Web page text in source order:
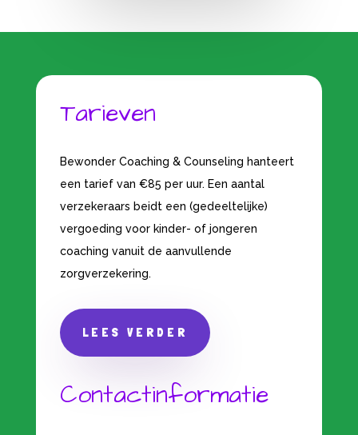
Tarieven
Bewonder Coaching & Counseling hanteert
een tarief van €85 per uur. Een aantal
verzekeraars beidt een (gedeeltelijke)
vergoeding voor kinder- of jongeren
coaching vanuit de aanvullende
zorgverzekering.
LEES VERDER
Contactinformatie